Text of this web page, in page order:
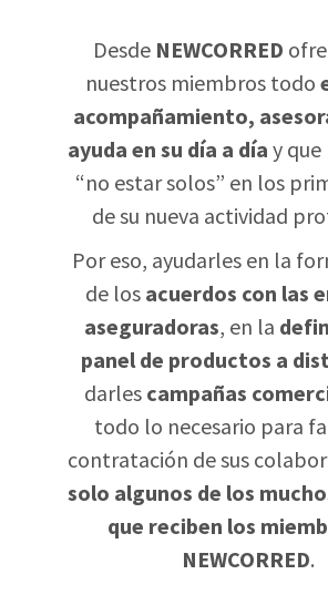
Desde NEWCORRED
nuestros miembros todo
acompañamiento,
ayuda en su día a día y que
“no estar solos” en los
de su nueva actividad
Por eso, ayudarles en la
de los acuerdos con las
aseguradoras, en la
panel de productos a
darles campañas
todo lo necesario para
contratación de sus
solo algunos de los
que reciben los
NEWCORRED.